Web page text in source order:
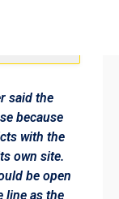
said the
because
with the
own site.
be open
line as the